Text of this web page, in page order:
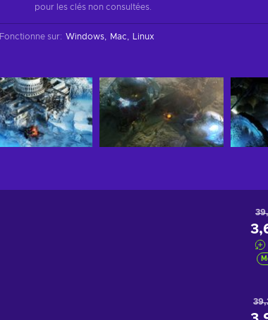
pour les clés non consultées.
Fonctionne sur: Windows Mac Linux